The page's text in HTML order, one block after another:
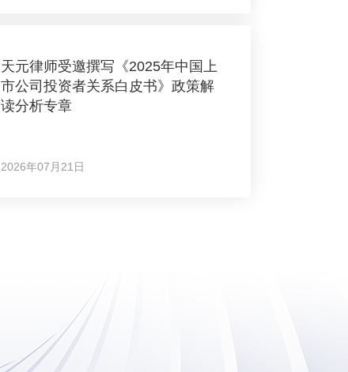
天元律师受邀撰写《2025年中国上
市公司投资者关系白皮书》政策解
读分析专章
2026年07月21日